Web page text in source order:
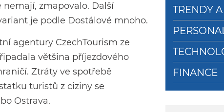
zmapovalo. Další
je podle Dostálové mnoho.
agentury CzechTourism ze
většina příjezdového
Ztráty ve spotřebě
turistů z ciziny se
Ostrava.
TRENDY
FINANCE